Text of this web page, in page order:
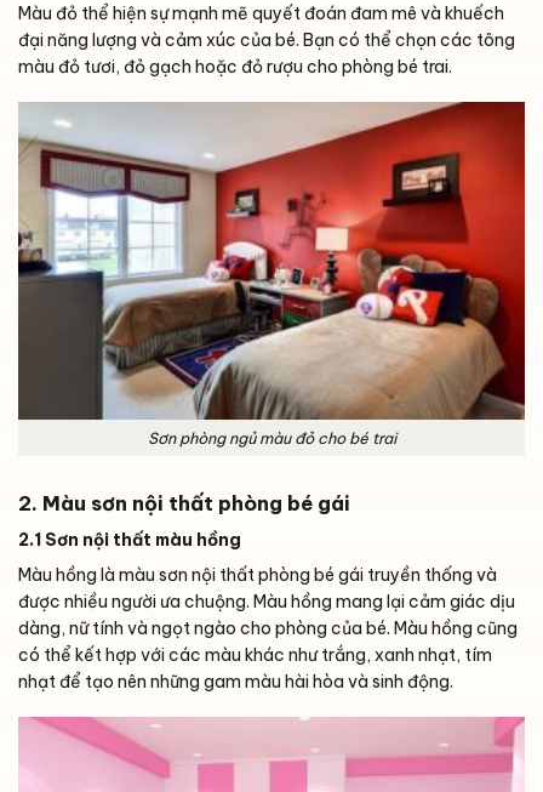
Màu đỏ thể hiện sự mạnh mẽ quyết đoán đam mê và khuếch
đại năng lượng và cảm xúc của bé. Bạn có thể chọn các tông
màu đỏ tươi, đỏ gạch hoặc đỏ rượu cho phòng bé trai.
Sơn phòng ngủ màu đỏ cho bé trai
2. Màu sơn nội thất phòng bé gái
2.1 Sơn nội thất màu hồng
Màu hồng là màu sơn nội thất phòng bé gái truyền thống và
được nhiều người ưa chuộng. Màu hồng mang lại cảm giác dịu
dàng, nữ tính và ngọt ngào cho phòng của bé. Màu hồng cũng
có thể kết hợp với các màu khác như trắng, xanh nhạt, tím
nhạt để tạo nên những gam màu hài hòa và sinh động.